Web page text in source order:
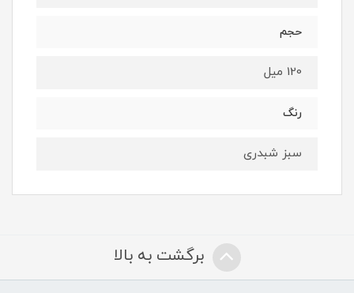
حجم
120 میل
رنگ
سبز شبدری
برگشت به بالا